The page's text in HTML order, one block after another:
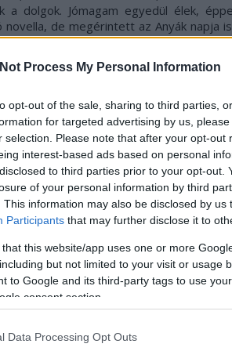
Process My Personal Information
opt-out of the sale, sharing to third parties,
for targeted advertising by us,
selection. Please note that after your opt-out
interest-based ads based on personal
to third parties prior to your opt-out.
of your personal information by third
This information may also be disclosed by us
Participants that may further disclose it to
that this website/app uses one or more
but not limited to your visit or usage
to Google and its third-party tags to use
consent section.
Data Processing Opt Outs
a dolgok. Jómagam egyedül élek,
de megérintett az Anyák napja
ilyen rövid ez a novelláskötet,
hordoz ez a 200 oldal. Már az
meg is tart, csak egy-két
is nagyon jók, úgyhogy nincs oka
tudom, elsősorban a novellarajongóknak,
szert általa.
és nagyon kedveli az
miért: a maguk rövidségében
írások. Mindennapjainkra
nem mindig jó érzés belenézni, de a
a20év! a musicalfüggésem miatt
Már akkor feltűnt az
amíg rászántam magam a novellákra,
Végül győzött a kíváncsiság, és
lettem szellemi és lelki értelemben.
a maguk rövidségében időnként
Szívbe markolóak és lelket rázók